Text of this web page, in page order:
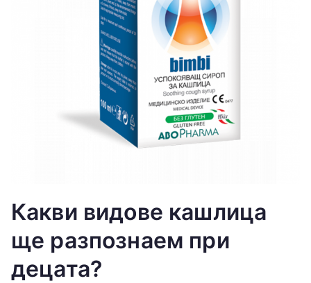
Какви видове кашлица
ще разпознаем при
децата?